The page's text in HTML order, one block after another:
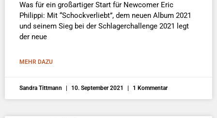
Was für ein großartiger Start für Newcomer Eric
Philippi: Mit “Schockverliebt”, dem neuen Album 2021
und seinem Sieg bei der Schlagerchallenge 2021 legt
der neue
MEHR DAZU
Sandra Tittmann 10. September 2021 1 Kommentar